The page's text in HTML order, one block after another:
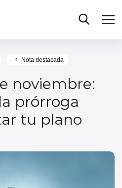
Nota destacada
noviembre:
prórroga
tu plano